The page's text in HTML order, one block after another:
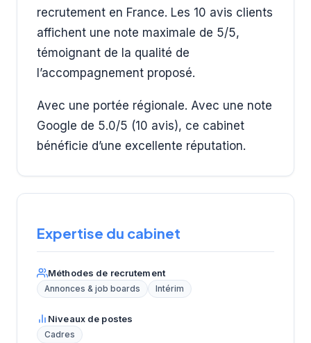
recrutement en France. Les 10 avis clients
affichent une note maximale de 5/5,
témoignant de la qualité de
l’accompagnement proposé.
Avec une portée régionale. Avec une note
Google de 5.0/5 (10 avis), ce cabinet
bénéficie d’une excellente réputation.
Expertise du cabinet
Méthodes de recrutement
Annonces & job boards Intérim
Niveaux de postes
Cadres